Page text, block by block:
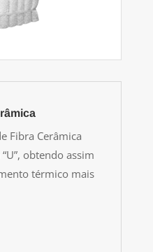
Fibra Cerâmica
obtendo assim
térmico mais